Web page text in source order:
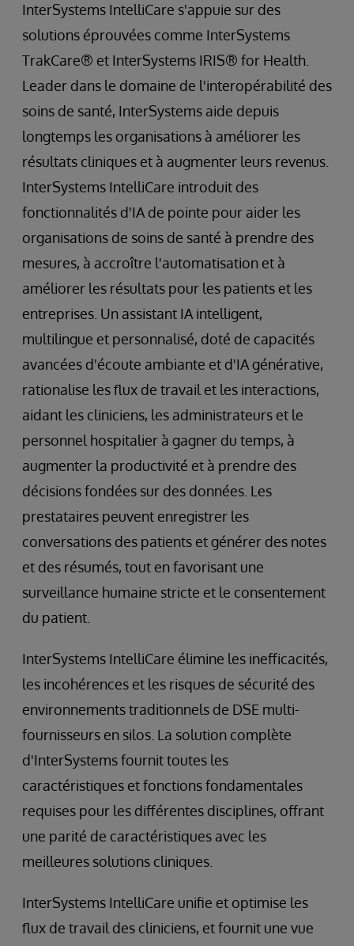
InterSystems IntelliCare s'appuie sur des
solutions éprouvées comme InterSystems
TrakCare® et InterSystems IRIS® for Health.
Leader dans le domaine de l'interopérabilité des
soins de santé, InterSystems aide depuis
longtemps les organisations à améliorer les
résultats cliniques et à augmenter leurs revenus.
InterSystems IntelliCare introduit des
fonctionnalités d'IA de pointe pour aider les
organisations de soins de santé à prendre des
mesures, à accroître l'automatisation et à
améliorer les résultats pour les patients et les
entreprises. Un assistant IA intelligent,
multilingue et personnalisé, doté de capacités
avancées d'écoute ambiante et d'IA générative,
rationalise les flux de travail et les interactions,
aidant les cliniciens, les administrateurs et le
personnel hospitalier à gagner du temps, à
augmenter la productivité et à prendre des
décisions fondées sur des données. Les
prestataires peuvent enregistrer les
conversations des patients et générer des notes
et des résumés, tout en favorisant une
surveillance humaine stricte et le consentement
du patient.
InterSystems IntelliCare élimine les inefficacités,
les incohérences et les risques de sécurité des
environnements traditionnels de DSE multi-
fournisseurs en silos. La solution complète
d'InterSystems fournit toutes les
caractéristiques et fonctions fondamentales
requises pour les différentes disciplines, offrant
une parité de caractéristiques avec les
meilleures solutions cliniques.
InterSystems IntelliCare unifie et optimise les
flux de travail des cliniciens, et fournit une vue